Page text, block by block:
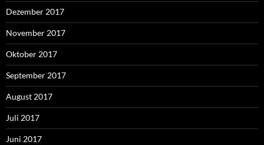
Dezember 2017
November 2017
Oktober 2017
September 2017
August 2017
Juli 2017
Juni 2017